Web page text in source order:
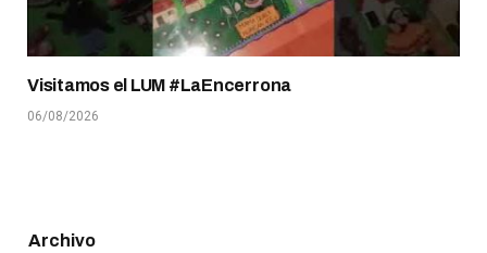
Visitamos el LUM #LaEncerrona
06/08/2026
Archivo